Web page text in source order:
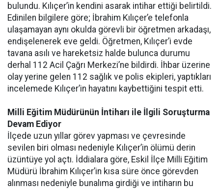
bulundu. Kılıçer’in kendini asarak intihar ettiği belirtildi.
Edinilen bilgilere göre; İbrahim Kılıçer’e telefonla
ulaşamayan aynı okulda görevli bir öğretmen arkadaşı,
endişelenerek eve geldi. Öğretmen, Kılıçer’i evde
tavana asılı ve hareketsiz halde bulunca durumu
derhal 112 Acil Çağrı Merkezi’ne bildirdi. İhbar üzerine
olay yerine gelen 112 sağlık ve polis ekipleri, yaptıkları
incelemede Kılıçer’in hayatını kaybettiğini tespit etti.
Milli Eğitim Müdürünün İntiharı ile İlgili Soruşturma
Devam Ediyor
İlçede uzun yıllar görev yapması ve çevresinde
sevilen biri olması nedeniyle Kılıçer’in ölümü derin
üzüntüye yol açtı. İddialara göre, Eskil İlçe Milli Eğitim
Müdürü İbrahim Kılıçer’in kısa süre önce görevden
alınması nedeniyle bunalıma girdiği ve intiharın bu